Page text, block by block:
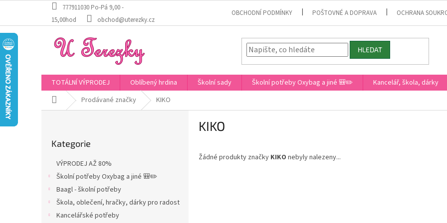
obsah
777911030 Po-Pá 9,00 -
15,00hod
obchod@uterezky.cz
OBCHODNÍ PODMÍNKY POŠTOVNÉ A DOPRAVA OCHRANA
HLEDAT
TOTÁLNÍ VÝPRODEJ Oblíbený hrdina Školní sady Školní potřeby Oxybag a jiné 🎒✏️ Kancelář, škola, dárky
Domů Prodávané značky KIKO
kategorie
Kategorie
VÝPRODEJ AŽ 80%
Školní potřeby Oxybag a jiné 🎒✏️
Baagl - školní potřeby
Škola, oblečení, hračky, dárky pro radost
Kancelářské potřeby
KIKO
Žádné produkty značky KIKO nebyly nalezeny...